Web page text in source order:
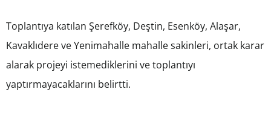
Toplantıya katılan Şerefköy, Deştin, Esenköy, Alaşar,
Kavaklıdere ve Yenimahalle mahalle sakinleri, ortak karar
alarak projeyi istemediklerini ve toplantıyı
yaptırmayacaklarını belirtti.